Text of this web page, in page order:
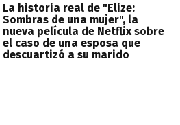
La historia real de "Elize:
Sombras de una mujer", la
nueva película de Netflix sobre
el caso de una esposa que
descuartizó a su marido